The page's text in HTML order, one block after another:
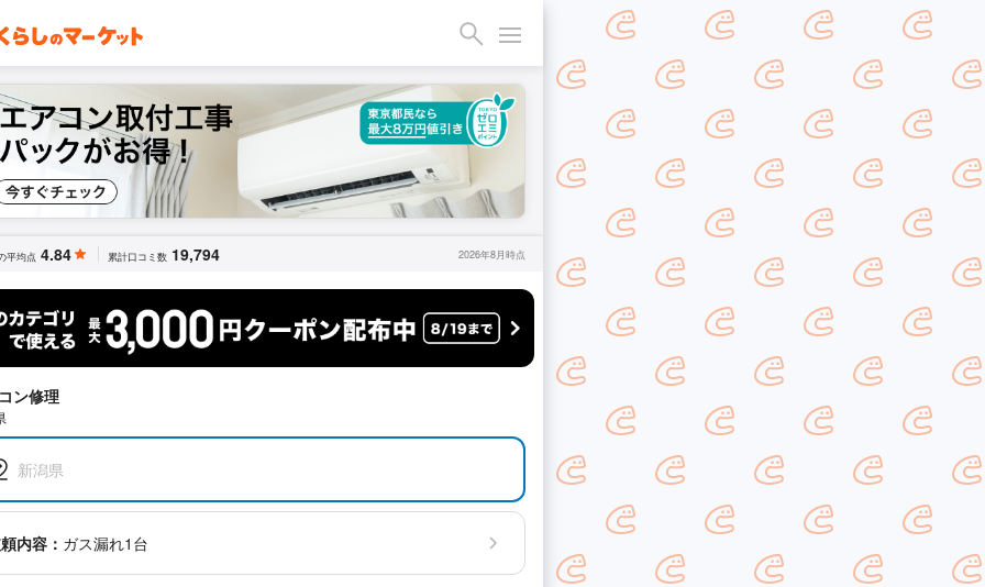
平均点 4.84 累計口コミ数 19,794 2026年8月時点
ン修理
新潟県
内容： ガス漏れ1台